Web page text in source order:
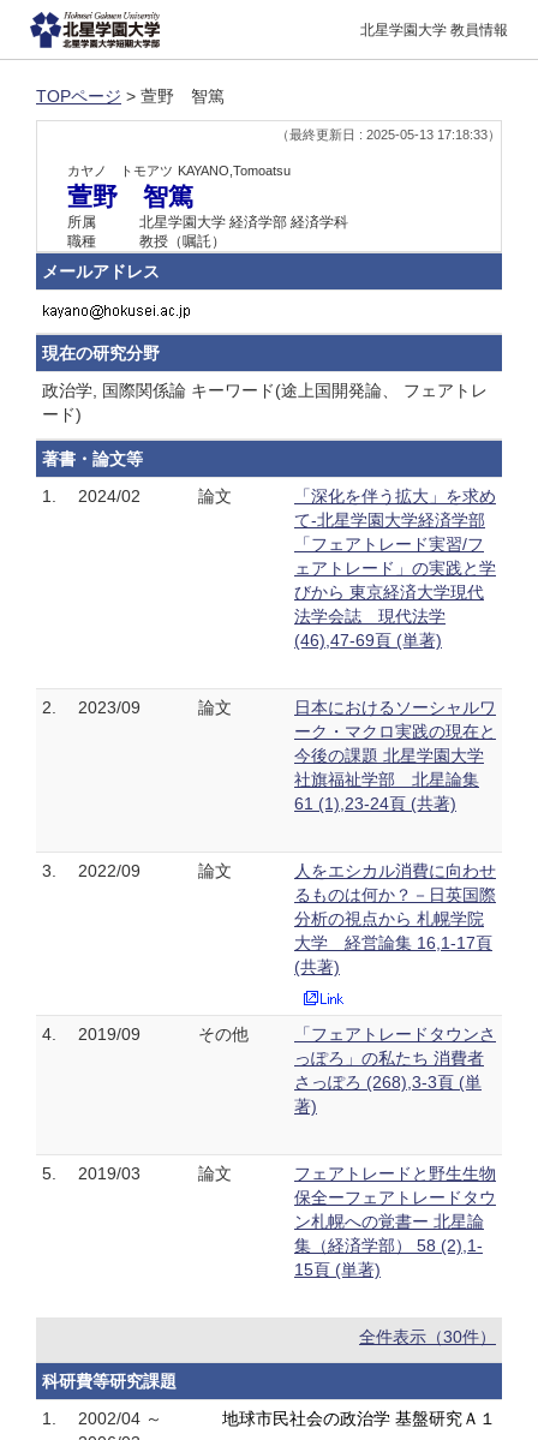
北星学園大学 教員情報
TOPページ > 萱野 智篤
（最終更新日 : 2025-05-13 17:18:33）
カヤノ トモアツ KAYANO,Tomoatsu
萱野 智篤
所属
北星学園大学 経済学部 経済学科
職種
教授（嘱託）
メールアドレス
現在の研究分野
政治学, 国際関係論 キーワード(途上国開発論、 フェアトレ
ード)
著書・論文等
1.
2024/02 論文
「深化を伴う拡大」を求め
て‐北星学園大学経済学部
「フェアトレード実習/フ
ェアトレード」の実践と学
びから 東京経済大学現代
法学会誌 現代法学
(46),47-69頁 (単著)
2. 2023/09 論文
日本におけるソーシャルワ
ーク・マクロ実践の現在と
今後の課題 北星学園大学
社旗福祉学部 北星論集
61 (1),23-24頁 (共著)
3. 2022/09 論文
人をエシカル消費に向わせ
るものは何か？－日英国際
分析の視点から 札幌学院
大学 経営論集 16,1-17頁
(共著)
4. 2019/09 その他
「フェアトレードタウンさ
っぽろ」の私たち 消費者
さっぽろ (268),3-3頁 (単
著)
5. 2019/03 論文
フェアトレードと野生生物
保全ーフェアトレードタウ
ン札幌への覚書ー 北星論
集（経済学部） 58 (2),1-
15頁 (単著)
全件表示（30件）
科研費等研究課題
1.
2002/04 ～
地球市民社会の政治学 基盤研究Ａ１